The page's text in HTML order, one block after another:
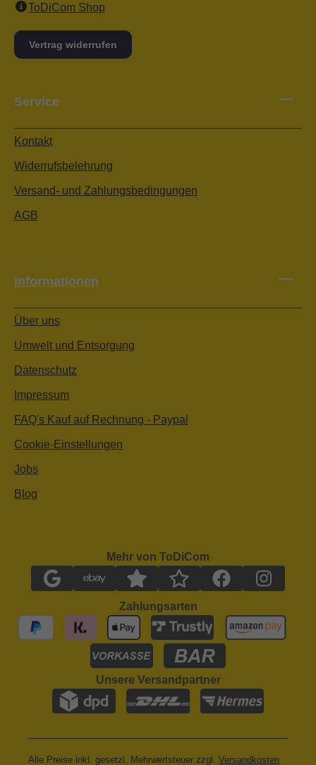
ToDiCom Shop
Vertrag widerrufen
Service
Kontakt
Widerrufsbelehrung
Versand- und Zahlungsbedingungen
AGB
Informationen
Über uns
Umwelt und Entsorgung
Datenschutz
Impressum
FAQ's Kauf auf Rechnung - Paypal
Cookie-Einstellungen
Jobs
Blog
Mehr von ToDiCom
Zahlungsarten
Unsere Versandpartner
Alle Preise inkl. gesetzl. Mehrwertsteuer zzgl. Versandkosten